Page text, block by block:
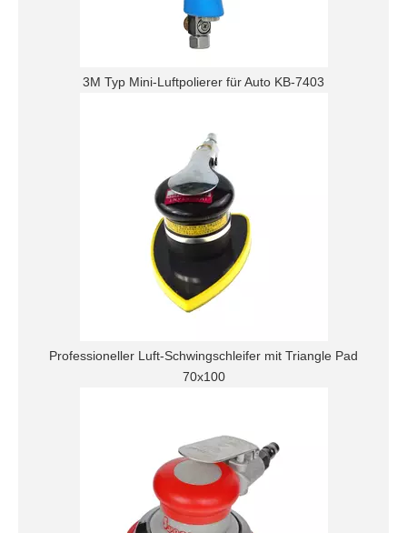
3M Typ Mini-Luftpolierer für Auto KB-7403
Professioneller Luft-Schwingschleifer mit Triangle Pad
70x100